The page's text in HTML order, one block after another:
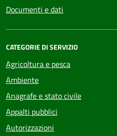
Documenti e dati
CATEGORIE DI SERVIZIO
Agricoltura e pesca
Ambiente
Anagrafe e stato civile
Appalti pubblici
Autorizzazioni